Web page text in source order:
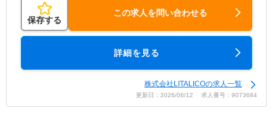
保存する
この求人を問い合わせる
詳細を見る
株式会社LITALICOの求人一覧
更新日：2026/06/12 求人番号：9073684